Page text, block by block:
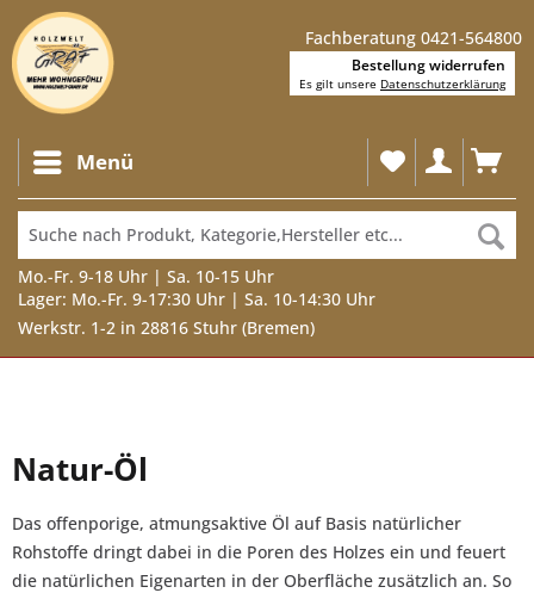
Fachberatung 0421-564800
Menü
Mo.-Fr. 9-18 Uhr | Sa. 10-15 Uhr
Lager: Mo.-Fr. 9-17:30 Uhr | Sa. 10-14:30 Uhr
Werkstr. 1-2 in 28816 Stuhr (Bremen)
Natur-Öl
Das offenporige, atmungsaktive Öl auf Basis natürlicher
Rohstoffe dringt dabei in die Poren des Holzes ein und feuert
die natürlichen Eigenarten in der Oberfläche zusätzlich an. So
Bestellung widerrufen
Es gilt unsere Datenschutzerklärung